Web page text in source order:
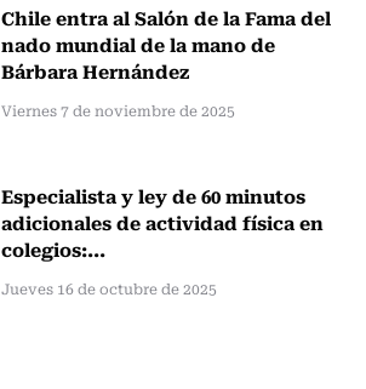
Chile entra al Salón de la Fama del
nado mundial de la mano de
Bárbara Hernández
Viernes 7 de noviembre de 2025
Especialista y ley de 60 minutos
adicionales de actividad física en
colegios:...
Jueves 16 de octubre de 2025